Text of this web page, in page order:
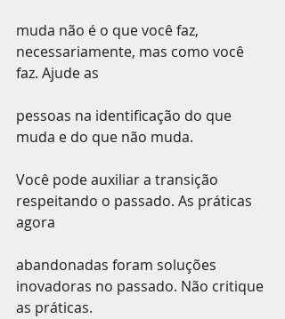
muda não é o que você faz,
necessariamente, mas como você
faz. Ajude as
pessoas na identificação do que
muda e do que não muda.
Você pode auxiliar a transição
respeitando o passado. As práticas
agora
abandonadas foram soluções
inovadoras no passado. Não critique
as práticas.